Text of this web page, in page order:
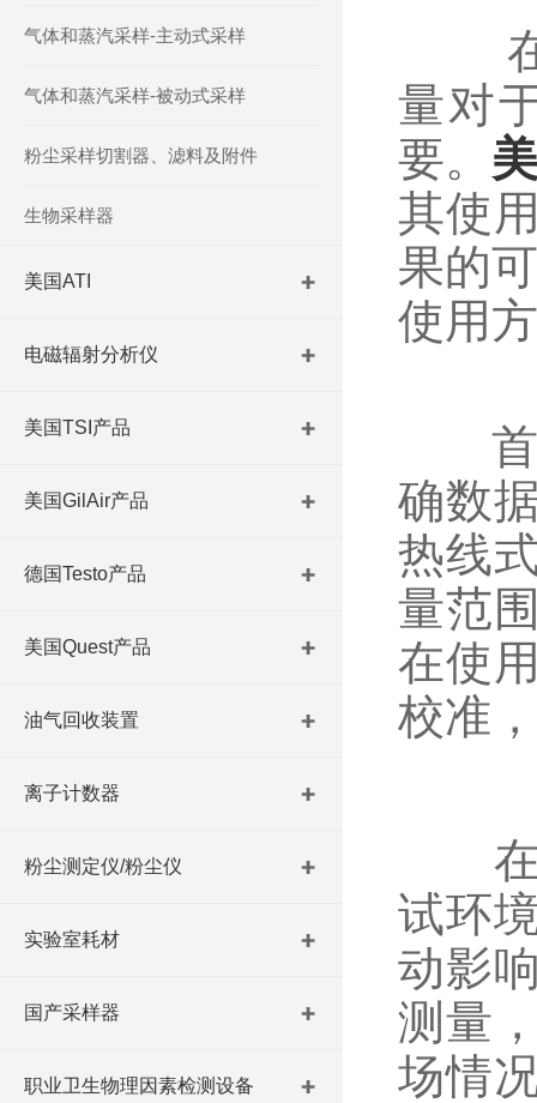
气体和蒸汽采样-主动式采样
气体和蒸汽采样-被动式采样
粉尘采样切割器、滤料及附件
生物采样器
美国ATI
电磁辐射分析仪
美国TSI产品
美国GilAir产品
德国Testo产品
美国Quest产品
油气回收装置
离子计数器
粉尘测定仪/粉尘仪
实验室耗材
国产采样器
职业卫生物理因素检测设备
在
量对
要。
其使
果的
使用
首先
确数
热线
量范
在使
校准
在
试环
动影
测量
场情